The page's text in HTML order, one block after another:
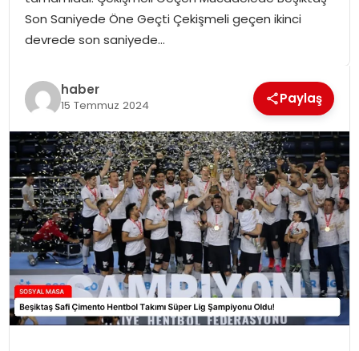
Son Saniyede Öne Geçti Çekişmeli geçen ikinci
devrede son saniyede…
haber
15 Temmuz 2024 Paylaş